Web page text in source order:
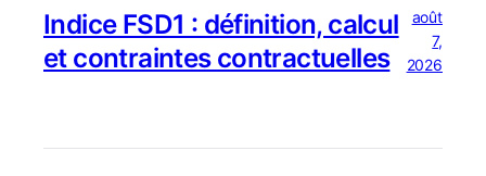
Indice FSD1 : définition, calcul
et contraintes contractuelles
août
7,
2026